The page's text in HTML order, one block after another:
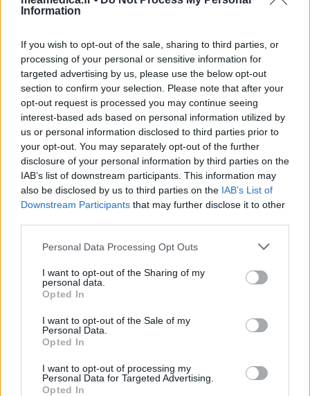
Information
If you wish to opt-out of the sale, sharing to third parties, or
processing of your personal or sensitive information for
targeted advertising by us, please use the below opt-out
section to confirm your selection. Please note that after your
opt-out request is processed you may continue seeing
interest-based ads based on personal information utilized by
us or personal information disclosed to third parties prior to
your opt-out. You may separately opt-out of the further
disclosure of your personal information by third parties on the
IAB’s list of downstream participants. This information may
also be disclosed by us to third parties on the IAB’s List of
Downstream Participants that may further disclose it to other
Personal Data Processing Opt Outs
I want to opt-out of the Sharing of my
personal data.
Opted In
I want to opt-out of the Sale of my
Personal Data.
Opted In
I want to opt-out of processing my
Personal Data for Targeted Advertising.
Opted In